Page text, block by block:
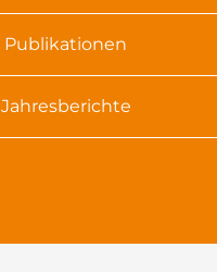
Publikationen
Jahresberichte